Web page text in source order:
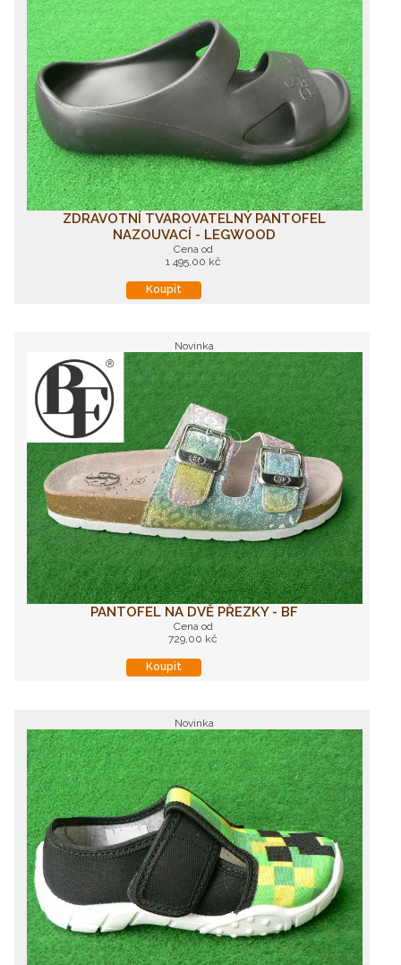
ZDRAVOTNÍ TVAROVATELNÝ PANTOFEL
NAZOUVACÍ - LEGWOOD
Cena od
1 495,00 kč
Koupit
Novinka
PANTOFEL NA DVĚ PŘEZKY - BF
Cena od
729,00 kč
Koupit
Novinka